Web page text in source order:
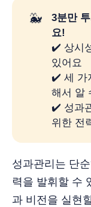
🐳
3분만
요!
✔️ 상시
있어요
✔️ 세 가
해서 알
✔️ 성과
위한 전
성과관리는 단
력을 발휘할 수
과 비전을 실현